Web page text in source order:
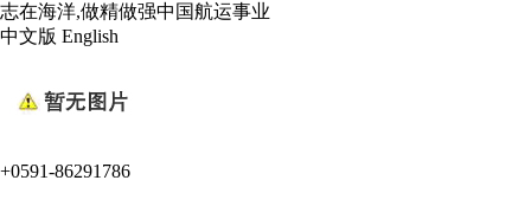
志在海洋,做精做强中国航运事业
中文版 English
+0591-86291786